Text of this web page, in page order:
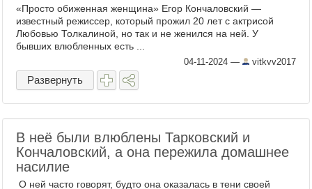
«Просто обиженная женщина» Егор Кончаловский —
известный режиссер, который прожил 20 лет с актрисой
Любовью Толкалиной, но так и не женился на ней. У
бывших влюбленных есть ...
04-11-2024 — vitkvv2017
Развернуть
В неё были влюблены Тарковский и
Кончаловский, а она пережила домашнее
насилие
О ней часто говорят, будто она оказалась в тени своей